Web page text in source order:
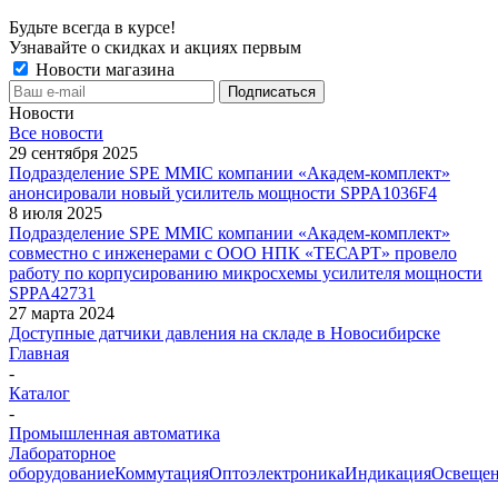
Будьте всегда в курсе!
Узнавайте о скидках и акциях первым
Новости магазина
Новости
Все новости
29 сентября 2025
Подразделение SPE MMIC компании «Академ-комплект»
анонсировали новый усилитель мощности SPPA1036F4
8 июля 2025
Подразделение SPE MMIC компании «Академ-комплект»
совместно с инженерами с ООО НПК «ТЕСАРТ» провело
работу по корпусированию микросхемы усилителя мощности
SPPA42731
27 марта 2024
Доступные датчики давления на складе в Новосибирске
Главная
-
Каталог
-
Промышленная автоматика
Лабораторное
оборудованиеКоммутацияОптоэлектроникаИндикация